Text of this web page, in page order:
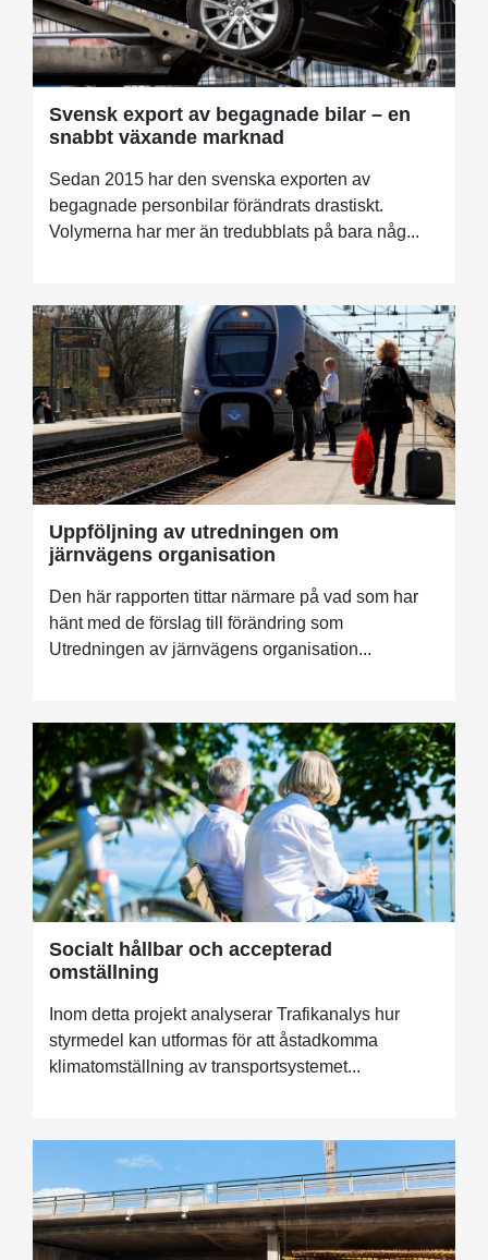
Svensk export av begagnade bilar – en
snabbt växande marknad
Sedan 2015 har den svenska exporten av
begagnade personbilar förändrats drastiskt.
Volymerna har mer än tredubblats på bara någ...
Uppföljning av utredningen om
järnvägens organisation
Den här rapporten tittar närmare på vad som har
hänt med de förslag till förändring som
Utredningen av järnvägens organisation...
Socialt hållbar och accepterad
omställning
Inom detta projekt analyserar Trafikanalys hur
styrmedel kan utformas för att åstadkomma
klimatomställning av transportsystemet...